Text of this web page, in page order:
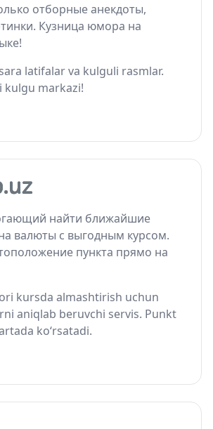
отборные анекдоты,
Кузница юмора на
latifalar va kulguli rasmlar.
kulgu markazi!
найти ближайшие
валюты с выгодным курсом.
пункта прямо на
kursda almashtirish uchun
aniqlab beruvchi servis. Punkt
ko‘rsatadi.